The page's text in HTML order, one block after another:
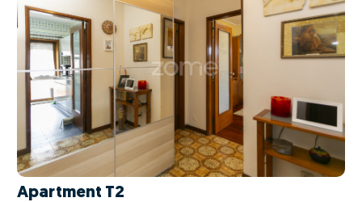
Apartment T2